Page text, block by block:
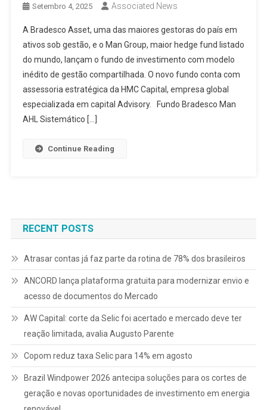
Setembro 4, 2025 Associated News
A Bradesco Asset, uma das maiores gestoras do país em
ativos sob gestão, e o Man Group, maior hedge fund listado
do mundo, lançam o fundo de investimento com modelo
inédito de gestão compartilhada. O novo fundo conta com
assessoria estratégica da HMC Capital, empresa global
especializada em capital Advisory. Fundo Bradesco Man
AHL Sistemático […]
Continue Reading
RECENT POSTS
Atrasar contas já faz parte da rotina de 78% dos brasileiros
ANCORD lança plataforma gratuita para modernizar envio e
acesso de documentos do Mercado
AW Capital: corte da Selic foi acertado e mercado deve ter
reação limitada, avalia Augusto Parente
Copom reduz taxa Selic para 14% em agosto
Brazil Windpower 2026 antecipa soluções para os cortes de
geração e novas oportunidades de investimento em energia